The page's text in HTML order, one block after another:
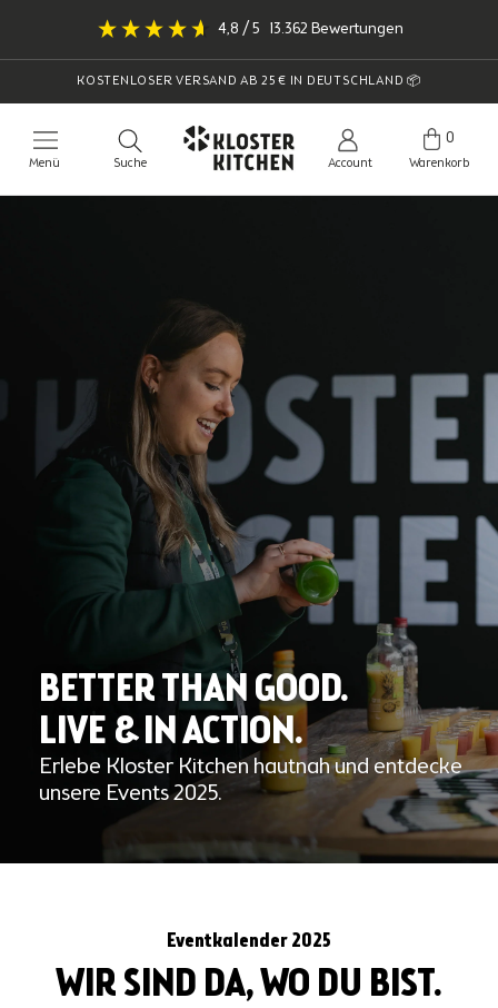
Inhalt
4,8 / 5 13.362 Bewertungen
KOSTENLOSER VERSAND AB 25 € IN DEUTSCHLAND 📦
Menü Suche Account
0
Warenkorb
BETTER THAN GOOD.
LIVE & IN ACTION.
Erlebe Kloster Kitchen hautnah und entdecke
unsere Events 2025.
Eventkalender 2025
WIR SIND DA, WO DU BIST.